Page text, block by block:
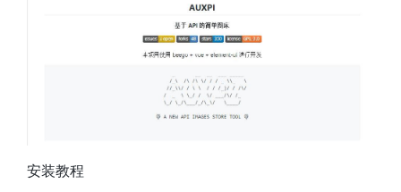
安装教程